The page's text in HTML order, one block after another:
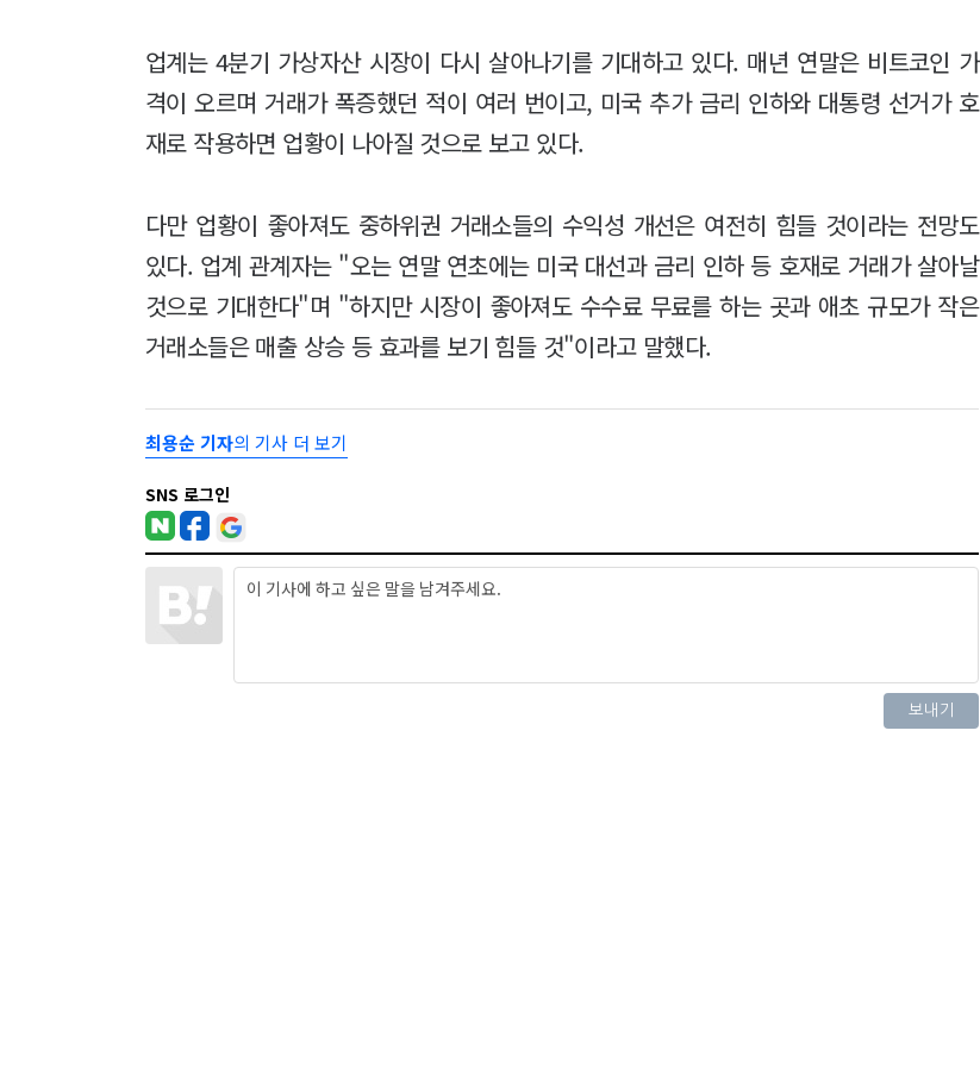
업계는 4분기 가상자산 시장이 다시 살아나기를 기대하고 있다. 매년 연말은 비트코인 가
격이 오르며 거래가 폭증했던 적이 여러 번이고, 미국 추가 금리 인하와 대통령 선거가 호
재로 작용하면 업황이 나아질 것으로 보고 있다.
다만 업황이 좋아져도 중하위권 거래소들의 수익성 개선은 여전히 힘들 것이라는 전망도
있다. 업계 관계자는 "오는 연말 연초에는 미국 대선과 금리 인하 등 호재로 거래가 살아날
것으로 기대한다"며 "하지만 시장이 좋아져도 수수료 무료를 하는 곳과 애초 규모가 작은
거래소들은 매출 상승 등 효과를 보기 힘들 것"이라고 말했다.
최용순 기자의 기사 더 보기
SNS 로그인